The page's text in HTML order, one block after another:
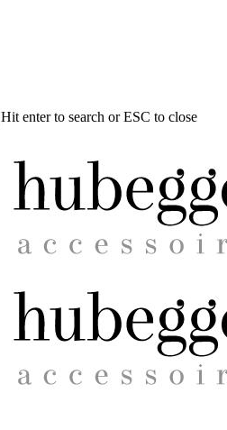
Hit enter to search or ESC to close